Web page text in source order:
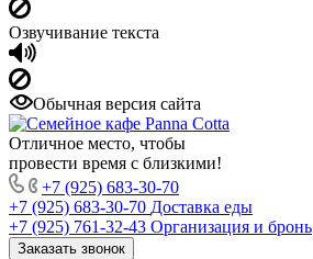
Озвучивание текста
Обычная версия сайта
Отличное место, чтобы
провести время с близкими!
+7 (925) 683-30-70
+7 (925) 683-30-70 Доставка еды
+7 (925) 761-32-43 Организация и бронь
Заказать звонок